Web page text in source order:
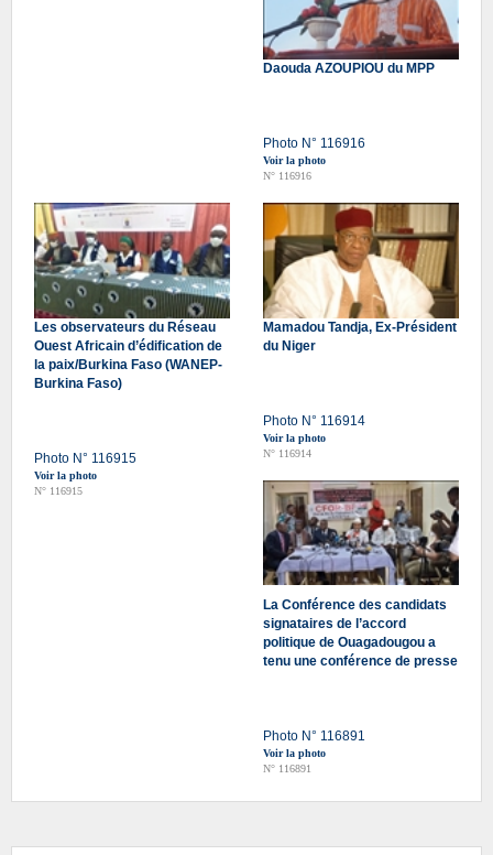
Daouda AZOUPIOU du MPP
Photo N° 116916
Voir la photo
N° 116916
Les observateurs du Réseau
Ouest Africain d’édification de
la paix/Burkina Faso (WANEP-
Burkina Faso)
Photo N° 116915
Voir la photo
N° 116915
Mamadou Tandja, Ex-Président
du Niger
Photo N° 116914
Voir la photo
N° 116914
La Conférence des candidats
signataires de l’accord
politique de Ouagadougou a
tenu une conférence de presse
Photo N° 116891
Voir la photo
N° 116891